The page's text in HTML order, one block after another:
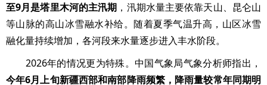
至9月是塔里木河的主汛期 ，汛期水量主要依靠天山、昆仑山
等山脉的高山冰雪融水补给。随着夏季气温升高，山区冰雪
融化量持续增加，各河段来水量逐步进入丰水阶段。
2026年的情况更为特殊。中国气象局气象分析师指出，
今年6月上旬新疆西部和南部降雨频繁，降雨量较常年同期明